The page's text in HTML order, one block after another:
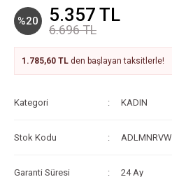
%20 5.357 TL
6.696 TL
1.785,60 TL den başlayan taksitlerle!
Kategori KADIN
Stok Kodu ADLMNRVW
Garanti Süresi 24 Ay